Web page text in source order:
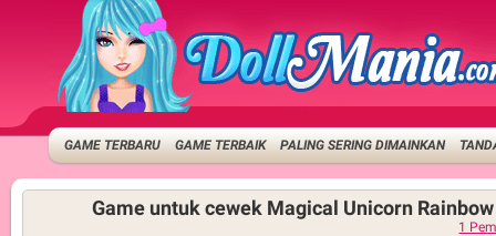
GAME TERBARU GAME TERBAIK PALING SERING DIMAINKAN
Game untuk cewek Magical Unicorn
1